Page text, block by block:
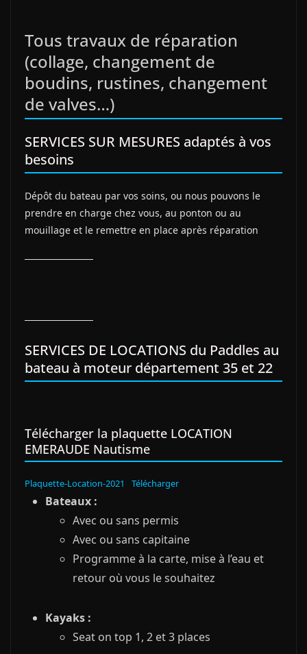
Tous travaux de réparation
(collage, changement de
boudins, rustines, changement
de valves…)
SERVICES SUR MESURES adaptés à vos
besoins
Dépôt du bateau par vos soins, ou nous pouvons le
prendre en charge chez vous, au ponton ou au
mouillage et le remettre en place après réparation
SERVICES DE LOCATIONS du Paddles au
bateau à moteur département 35 et 22
Télécharger la plaquette LOCATION
EMERAUDE Nautisme
Plaquette-Location-2021 Télécharger
Bateaux :
Avec ou sans permis
Avec ou sans capitaine
Programme à la carte, mise à l’eau et
retour où vous le souhaitez
Kayaks :
Seat on top 1, 2 et 3 places